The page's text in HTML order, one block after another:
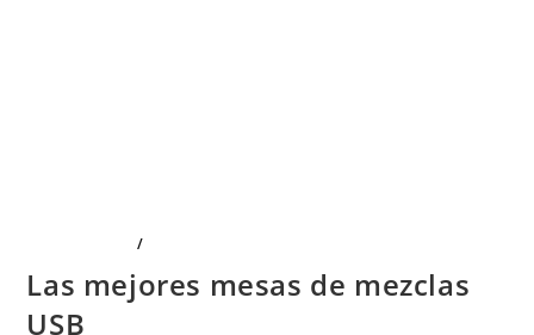
/
Las mejores mesas de mezclas
USB